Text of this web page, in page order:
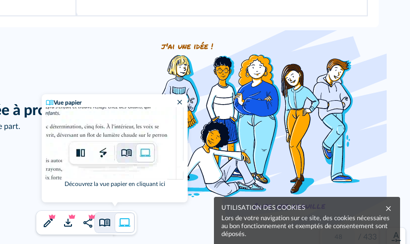
/ 433
Vue papier
Découvrez la vue papier en cliquant ici
à proposer ?
part.
j'ai une idée !
Oups, une coquille
UTILISATION DES COOKIES
Lors de votre navigation sur ce site, des cookies nécessaires
au bon fonctionnement et exemptés de consentement sont
déposés.